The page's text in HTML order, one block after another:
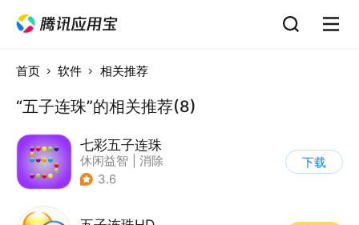
首页 软件 相关推荐
“五子连珠”的相关推荐(8)
七彩五子连珠
休闲益智
消除
3.6
下载